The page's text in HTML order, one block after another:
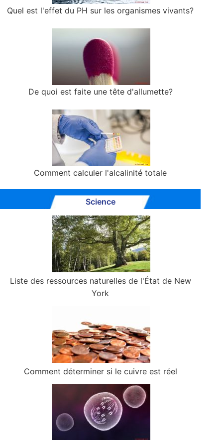
Quel est l'effet du PH sur les organismes vivants?
De quoi est faite une tête d'allumette?
Comment calculer l'alcalinité totale
Science
Liste des ressources naturelles de l'État de New
York
Comment déterminer si le cuivre est réel